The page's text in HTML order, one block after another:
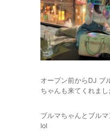
オープン前からDJ
ちゃんも来てくれまし
ブルマちゃんとブル
lol